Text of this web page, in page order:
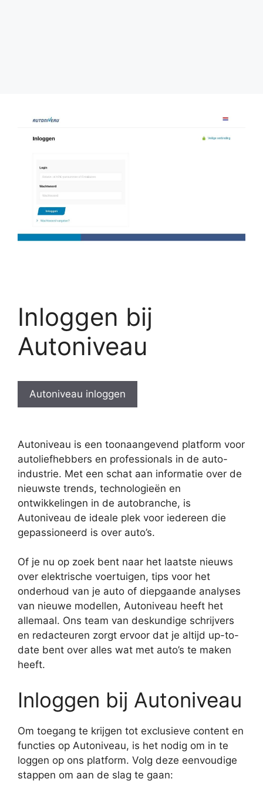
Inloggen bij
Autoniveau
Autoniveau inloggen
Autoniveau is een toonaangevend platform voor
autoliefhebbers en professionals in de auto-
industrie. Met een schat aan informatie over de
nieuwste trends, technologieën en
ontwikkelingen in de autobranche, is
Autoniveau de ideale plek voor iedereen die
gepassioneerd is over auto’s.
Of je nu op zoek bent naar het laatste nieuws
over elektrische voertuigen, tips voor het
onderhoud van je auto of diepgaande analyses
van nieuwe modellen, Autoniveau heeft het
allemaal. Ons team van deskundige schrijvers
en redacteuren zorgt ervoor dat je altijd up-to-
date bent over alles wat met auto’s te maken
heeft.
Inloggen bij Autoniveau
Om toegang te krijgen tot exclusieve content en
functies op Autoniveau, is het nodig om in te
loggen op ons platform. Volg deze eenvoudige
stappen om aan de slag te gaan: